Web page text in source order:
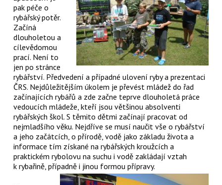
pak péče o
rybářský potěr.
Začíná
dlouholetou a
cílevědomou
prací. Není to
jen po stránce
rybářství. Předvedení a případné ulovení ryby a prezentaci
ČRS. Nejdůležitějším úkolem je převést mládež do řad
začínajících rybářů a zde začne teprve dlouholetá práce
vedoucích mládeže, kteří jsou většinou absolventi
rybářských škol. S těmito dětmi začínají pracovat od
nejmladšího věku. Nejdříve se musí naučit vše o rybářství
a jeho začátcích, o přírodě, vodě jako základu života a
informace tím získané na rybářských kroužcích a
praktickém rybolovu na suchu i vodě zakládají vztah
k rybařině, případně i jinou formou přípravy.